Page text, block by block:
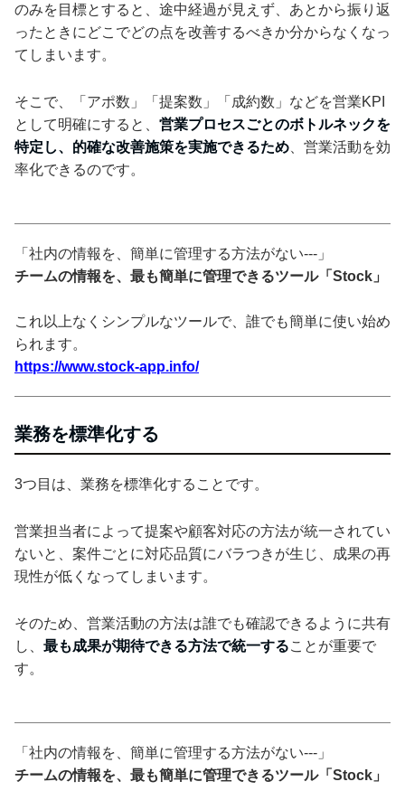
のみを目標とすると、途中経過が見えず、あとから振り返
ったときにどこでどの点を改善するべきか分からなくなっ
てしまいます。
そこで、「アポ数」「提案数」「成約数」などを営業KPI
として明確にすると、 営業プロセスごとのボトルネックを
特定し、的確な改善施策を実施できるため 、営業活動を効
率化できるのです。
「社内の情報を、簡単に管理する方法がない---」
チームの情報を、最も簡単に管理できるツール「Stock」
これ以上なくシンプルなツールで、誰でも簡単に使い始め
られます。
https://www.stock-app.info/
業務を標準化する
3つ目は、業務を標準化することです。
営業担当者によって提案や顧客対応の方法が統一されてい
ないと、案件ごとに対応品質にバラつきが生じ、成果の再
現性が低くなってしまいます。
そのため、営業活動の方法は誰でも確認できるように共有
し、 最も成果が期待できる方法で統一することが重要で
す。
「社内の情報を、簡単に管理する方法がない---」
チームの情報を、最も簡単に管理できるツール「Stock」